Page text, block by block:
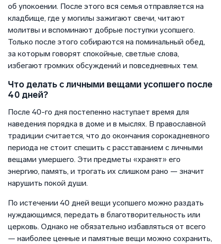
об упокоении. После этого вся семья отправляется на
кладбище, где у могилы зажигают свечи, читают
молитвы и вспоминают добрые поступки усопшего.
Только после этого собираются на поминальный обед,
за которым говорят спокойные, светлые слова,
избегают громких обсуждений и повседневных тем.
Что делать с личными вещами усопшего после
40 дней?
После 40-го дня постепенно наступает время для
наведения порядка в доме и в мыслях. В православной
традиции считается, что до окончания сорокадневного
периода не стоит спешить с расставанием с личными
вещами умершего. Эти предметы «хранят» его
энергию, память, и трогать их слишком рано — значит
нарушить покой души.
По истечении 40 дней вещи усопшего можно раздать
нуждающимся, передать в благотворительность или
церковь. Однако не обязательно избавляться от всего
— наиболее ценные и памятные вещи можно сохранить,